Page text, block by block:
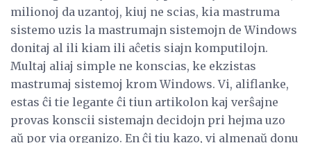
milionoj da uzantoj, kiuj ne scias, kia mastruma
sistemo uzis la mastrumajn sistemojn de Windows
donitaj al ili kiam ili aĉetis siajn komputilojn.
Multaj aliaj simple ne konscias, ke ekzistas
mastrumaj sistemoj krom Windows. Vi, aliflanke,
estas ĉi tie legante ĉi tiun artikolon kaj verŝajne
provas konscii sistemajn decidojn pri hejma uzo
aŭ por via organizo. En ĉi tiu kazo, vi almenaŭ donu